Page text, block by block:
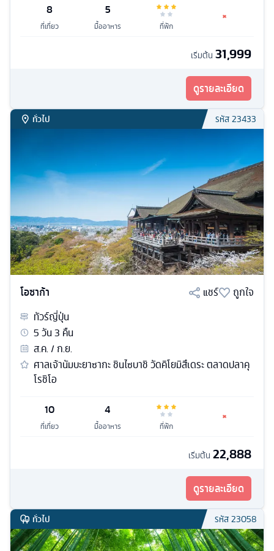
8
ที่เที่ยว
5
มื้ออาหาร ที่พัก
เริ่มต้น 31,999
ดูรายละเอียด
ทั่วไป รหัส23433
โอซาก้า แชร์
ถูกใจ
ทัวร์ญี่ปุ่น
5วัน3 คืน
ส.ค. / ก.ย.
ศาลเจ้านัมบะยาซากะ ชินไซบาชิ วัดคิโยมิสึเดระ ตลาดปลาคุ
โรชิโอ
10
ที่เที่ยว
4
มื้ออาหาร ที่พัก
เริ่มต้น 22,888
ดูรายละเอียด
ทั่วไป รหัส23058